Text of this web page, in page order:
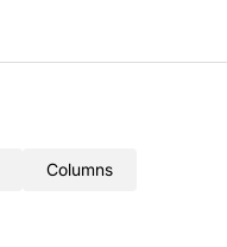
Columns